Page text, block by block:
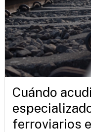
Cuándo
ferroviarios